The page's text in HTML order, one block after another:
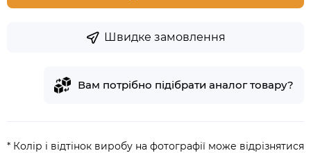
Швидке замовлення
Вам потрібно підібрати аналог товару?
* Колір і відтінок виробу на фотографії може відрізнятися